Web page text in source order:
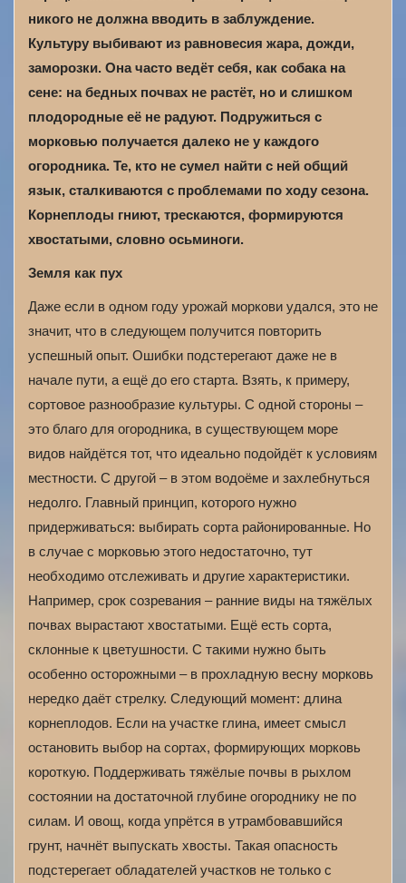
никого не должна вводить в заблуждение.
Культуру выбивают из равновесия жара, дожди,
заморозки. Она часто ведёт себя, как собака на
сене: на бедных почвах не растёт, но и слишком
плодородные её не радуют. Подружиться с
морковью получается далеко не у каждого
огородника. Те, кто не сумел найти с ней общий
язык, сталкиваются с проблемами по ходу сезона.
Корнеплоды гниют, трескаются, формируются
хвостатыми, словно осьминоги.
Земля как пух
Даже если в одном году урожай моркови удался, это не
значит, что в следующем получится повторить
успешный опыт. Ошибки подстерегают даже не в
начале пути, а ещё до его старта. Взять, к примеру,
сортовое разнообразие культуры. С одной стороны –
это благо для огородника, в существующем море
видов найдётся тот, что идеально подойдёт к условиям
местности. С другой – в этом водоёме и захлебнуться
недолго. Главный принцип, которого нужно
придерживаться: выбирать сорта районированные. Но
в случае с морковью этого недостаточно, тут
необходимо отслеживать и другие характеристики.
Например, срок созревания – ранние виды на тяжёлых
почвах вырастают хвостатыми. Ещё есть сорта,
склонные к цветушности. С такими нужно быть
особенно осторожными – в прохладную весну морковь
нередко даёт стрелку. Следующий момент: длина
корнеплодов. Если на участке глина, имеет смысл
остановить выбор на сортах, формирующих морковь
короткую. Поддерживать тяжёлые почвы в рыхлом
состоянии на достаточной глубине огороднику не по
силам. И овощ, когда упрётся в утрамбовавшийся
грунт, начнёт выпускать хвосты. Такая опасность
подстерегает обладателей участков не только с